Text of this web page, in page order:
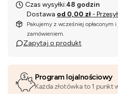
Czas wysyłki:48 godzin
Dostawa od 0,00 zł -
Pakujemy z wcześniej opłaconym
zamówieniem.
Zapytaj o produkt
Program lojalnościowy
Każda złotówka to 1